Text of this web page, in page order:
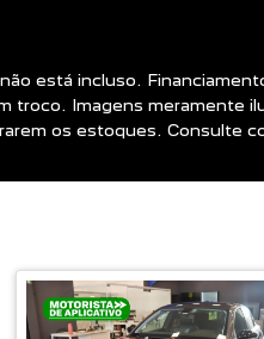
está incluso.
Imagens meramente
os estoques. Consulte